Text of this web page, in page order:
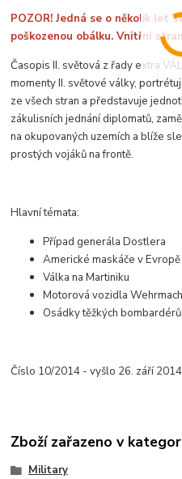
POZOR! Jedná se o několik let
poškozenou obálku. Vnitřní
Časopis II. světová z řady extra
momenty II. světové války,
ze všech stran a představuje
zákulisních jednání diplomatů,
na okupovaných uzemích a blíže
prostých vojáků na frontě.
Hlavní témata:
Případ generála Dostlera
Americké maskáče v
Válka na Martiniku
Motorová vozidla
Osádky těžkých bombardérů
Číslo 10/2014 - vyšlo 26. září
Zboží zařazeno v
Military